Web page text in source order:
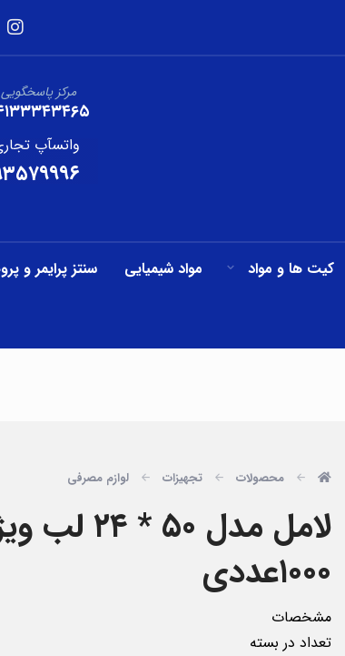
مرکز پاسخگویی
واتسآپ
کیت ها و مواد مواد شیمیایی سنتز پرایمر و
محصولات تجهیزات لوازم مصرفی
لامل مدل
۱۰۰۰عددی
مشخصات
تعداد در بسته